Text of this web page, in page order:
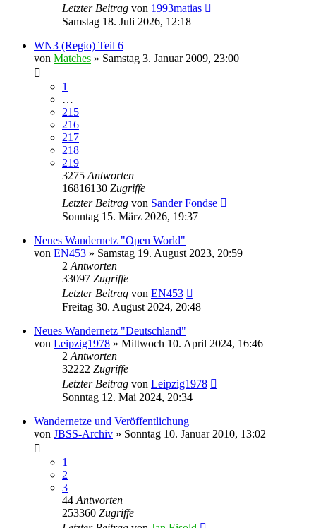
Letzter Beitrag von 1993matias
Samstag 18. Juli 2026, 12:18
WN3 (Regio) Teil 6
von Matches » Samstag 3. Januar 2009, 23:00
1
…
215
216
217
218
219
3275 Antworten
16816130 Zugriffe
Letzter Beitrag von Sander Fondse
Sonntag 15. März 2026, 19:37
Neues Wandernetz "Open World"
von EN453 » Samstag 19. August 2023, 20:59
2 Antworten
33097 Zugriffe
Letzter Beitrag von EN453
Freitag 30. August 2024, 20:48
Neues Wandernetz "Deutschland"
von Leipzig1978 » Mittwoch 10. April 2024, 16:46
2 Antworten
32222 Zugriffe
Letzter Beitrag von Leipzig1978
Sonntag 12. Mai 2024, 20:34
Wandernetze und Veröffentlichung
von JBSS-Archiv » Sonntag 10. Januar 2010, 13:02
1
2
3
44 Antworten
253360 Zugriffe